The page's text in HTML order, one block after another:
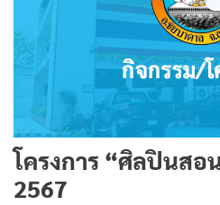
โครงการ “ศิลปินสอ
2567